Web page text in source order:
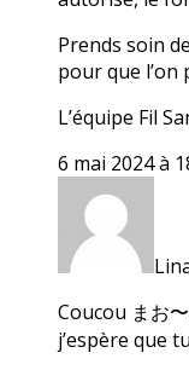
Prends soin
pour que l’on
L’équipe Fil
6 mai 2024 à
Coucou まお
j’espère que